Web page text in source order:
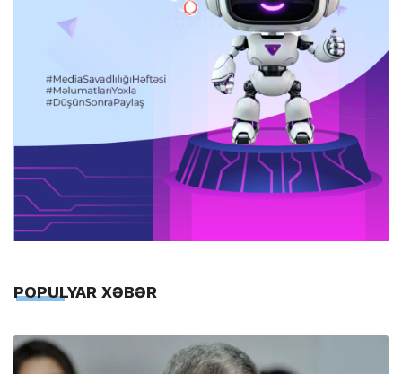
POPULYAR XƏBƏR